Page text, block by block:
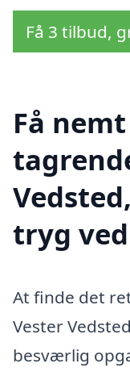
Få 3 tilbud,
Få
tryg ved
At finde det
Vester
besværlig